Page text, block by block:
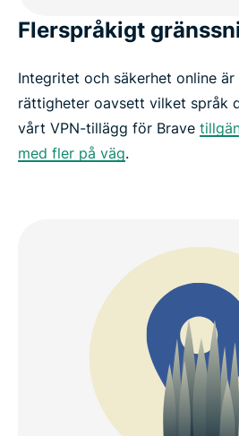
Flerspråkigt
Integritet och säkerhet online
rättigheter oavsett vilket språk
vårt VPN-tillägg för Brave
med fler på väg.